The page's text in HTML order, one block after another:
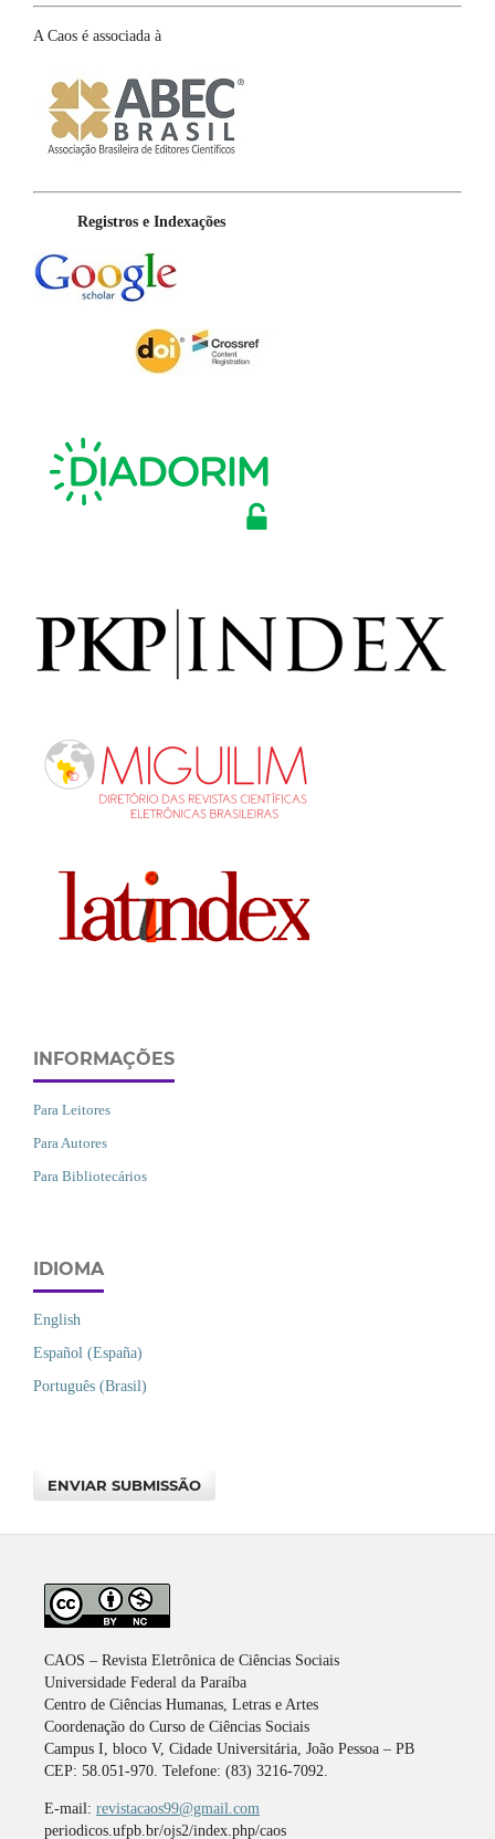
A Caos é associada à
Registros e Indexações
INFORMAÇÕES
Para Leitores
Para Autores
Para Bibliotecários
IDIOMA
English
Español (España)
Português (Brasil)
ENVIAR SUBMISSÃO
CAOS – Revista Eletrônica de Ciências Sociais
Universidade Federal da Paraíba
Centro de Ciências Humanas, Letras e Artes
Coordenação do Curso de Ciências Sociais
Campus I, bloco V, Cidade Universitária, João Pessoa – PB
CEP: 58.051-970. Telefone: (83) 3216-7092.
E-mail: revistacaos99@gmail.com
periodicos.ufpb.br/ojs2/index.php/caos